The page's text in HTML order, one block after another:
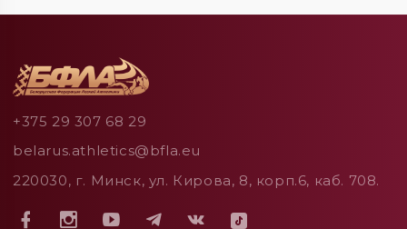
+375 29 307 68 29
belarus.athletics@bfla.eu
220030, г. Минск, ул. Кирова, 8, корп.6, каб. 708.